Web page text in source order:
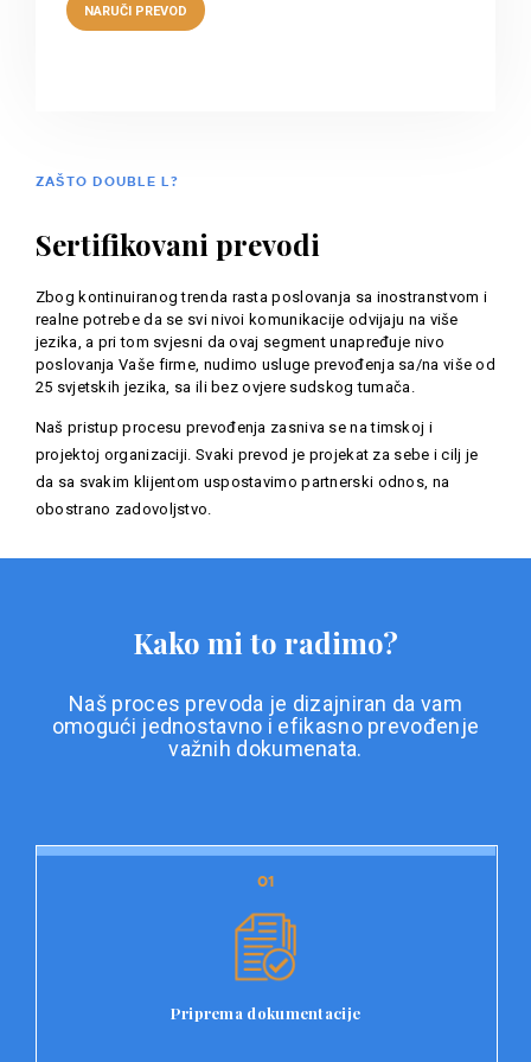
ZAŠTO DOUBLE L?
Sertifikovani prevodi
Zbog kontinuiranog trenda rasta poslovanja sa inostranstvom i
realne potrebe da se svi nivoi komunikacije odvijaju na više
jezika, a pri tom svjesni da ovaj segment unapređuje nivo
poslovanja Vaše firme, nudimo usluge prevođenja sa/na više od
25 svjetskih jezika, sa ili bez ovjere sudskog tumača.
Naš pristup procesu prevođenja zasniva se na timskoj i
projektoj organizaciji. Svaki prevod je projekat za sebe i cilj je
da sa svakim klijentom uspostavimo partnerski odnos, na
obostrano zadovoljstvo.
Kako mi to radimo?
Naš proces prevoda je dizajniran da vam
omogući jednostavno i efikasno prevođenje
važnih dokumenata.
01
Priprema dokumentacije
01
Prvi korak u našem procesu prevoda je priprema
dokumentacije. Korisnici jednostavno učitavaju svoje
dokumenta, kao i specifične zahtjeve za prevod.